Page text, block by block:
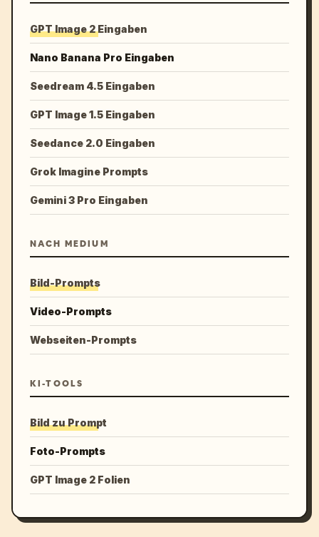
GPT Image 2 Eingaben
Nano Banana Pro Eingaben
Seedream 4.5 Eingaben
GPT Image 1.5 Eingaben
Seedance 2.0 Eingaben
Grok Imagine Prompts
Gemini 3 Pro Eingaben
NACH MEDIUM
Bild-Prompts
Video-Prompts
Webseiten-Prompts
KI-TOOLS
Bild zu Prompt
Foto-Prompts
GPT Image 2 Folien